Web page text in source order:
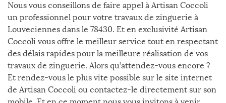
Nous vous conseillons de faire appel à Artisan Coccoli
un professionnel pour votre travaux de zinguerie à
Louveciennes dans le 78430. Et en exclusivité Artisan
Coccoli vous offre le meilleur service tout en respectant
des délais rapides pour la meilleure réalisation de vos
travaux de zinguerie. Alors qu’attendez-vous encore ?
Et rendez-vous le plus vite possible sur le site internet
de Artisan Coccoli ou contactez-le directement sur son